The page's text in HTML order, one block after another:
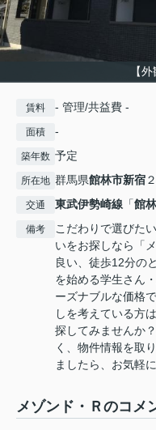
【
賃料 - 管理/共益費 -
面積 -
築年数 予定
所在地 群馬県館林市新宿
交通 東武伊勢崎線 「館林
備考
こだわりで選びた
いをお探しなら「
良い、徒歩12分の
を始める学生さん
ーズナブルな価格
しを考えている方
探してみませんか
く、物件情報を取
ましたら、お気軽
メゾンド・Ｒのコメ